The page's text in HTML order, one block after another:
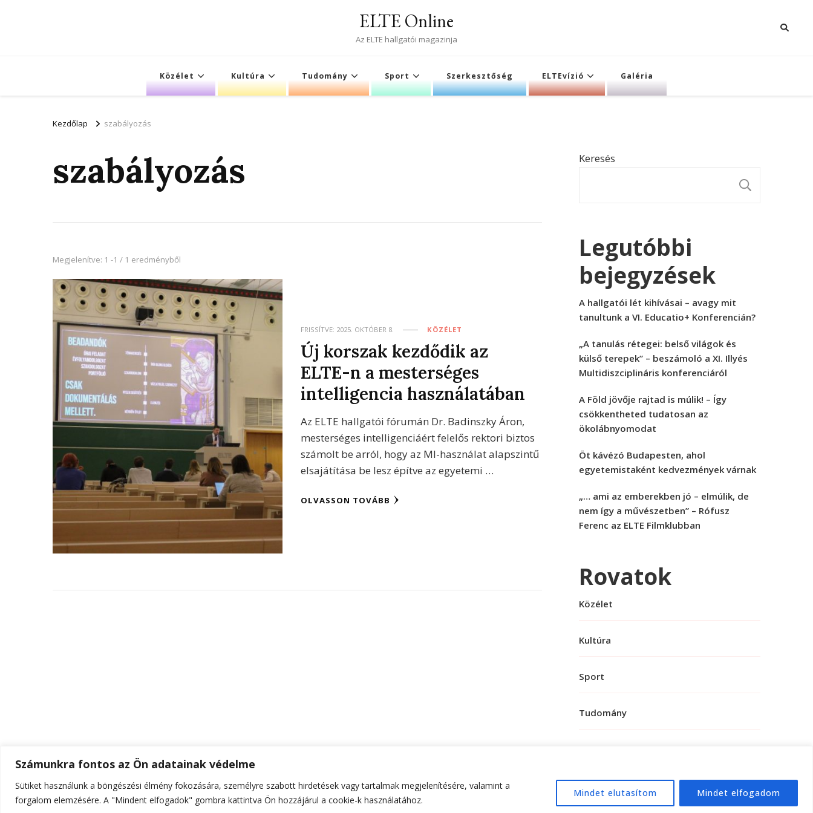
Számunkra fontos az Ön adatainak védelme
Sütiket használunk a böngészési élmény fokozására, személyre szabott hirdetések vagy tartalmak megjelenítésére, valamint a
forgalom elemzésére. A "Mindent elfogadok" gombra kattintva Ön hozzájárul a cookie-k használatához.
Mindet elutasítom Mindet elfogadom
ELTE Online
Az ELTE hallgatói magazinja
Közélet Kultúra Tudomány Sport Szerkesztőség ELTEvízió Galéria
Kezdőlap szabályozás
szabályozás
Megjelenítve: 1 -1 / 1 eredményből
FRISSÍTVE: 2025. OKTÓBER 8. KÖZÉLET
Új korszak kezdődik az
ELTE-n a mesterséges
intelligencia használatában
Az ELTE hallgatói fórumán Dr. Badinszky Áron,
mesterséges intelligenciáért felelős rektori biztos
számolt be arról, hogy az MI-használat alapszintű
elsajátítása be lesz építve az egyetemi …
OLVASSON TOVÁBB
Keresés
Legutóbbi
bejegyzések
A hallgatói lét kihívásai – avagy mit
tanultunk a VI. Educatio+ Konferencián?
„A tanulás rétegei: belső világok és
külső terepek” – beszámoló a XI. Illyés
Multidiszciplináris konferenciáról
A Föld jövője rajtad is múlik! – Így
csökkentheted tudatosan az
ökolábnyomodat
Öt kávézó Budapesten, ahol
egyetemistaként kedvezmények várnak
„… ami az emberekben jó – elmúlik, de
nem így a művészetben” – Rófusz
Ferenc az ELTE Filmklubban
Rovatok
Közélet
Kultúra
Sport
Tudomány
© Szerzői jog 2026ELTE Online . Minden jog fenntartva.Hello Fashion | Fejlesztette WordPress.